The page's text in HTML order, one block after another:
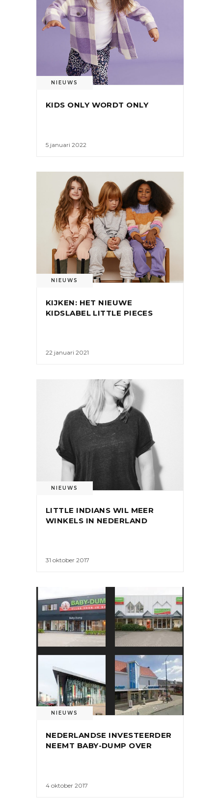
NIEUWS
KIDS ONLY WORDT ONLY
5 januari 2022
NIEUWS
KIJKEN: HET NIEUWE
KIDSLABEL LITTLE PIECES
22 januari 2021
NIEUWS
LITTLE INDIANS WIL MEER
WINKELS IN NEDERLAND
31 oktober 2017
NIEUWS
NEDERLANDSE INVESTEERDER
NEEMT BABY-DUMP OVER
4 oktober 2017